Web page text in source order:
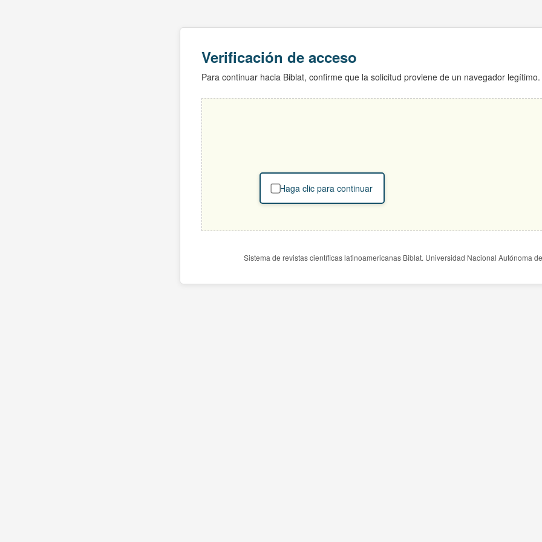
Verificación de acceso
Para continuar hacia Biblat, confirme que la solicitud proviene de un navegador legítimo.
Haga clic para continuar
Sistema de revistas científicas latinoamericanas Biblat. Universidad Nacional Autónoma